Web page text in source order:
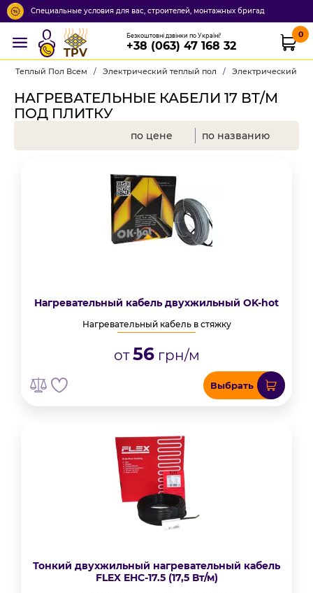
Специальные условия для вас, строителей, монтажных бригад
TPV
Безкоштовні дзвінки по Україні!
+38 (063) 47 168 32
0
Теплый Пол Всем / Электрический теплый пол / Электрический
НАГРЕВАТЕЛЬНЫЕ КАБЕЛИ 17 ВТ/М
ПОД ПЛИТКУ
по цене по названию
Нагревательный кабель двухжильный OK-hot
Нагревательный кабель в стяжку
от56грн/м
Выбрать
Тонкий двухжильный нагревательный кабель
FLEX EHC-17.5 (17,5 Вт/м)